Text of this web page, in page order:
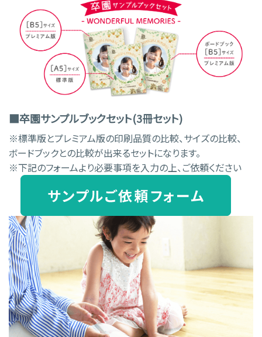
■卒園サンプルブックセット(3冊セット)
※標準版とプレミアム版の印刷品質の比較、サイズの比較、
ボードブックとの比較が出来るセットになります。
※下記のフォームより必要事項を入力の上、ご依頼ください